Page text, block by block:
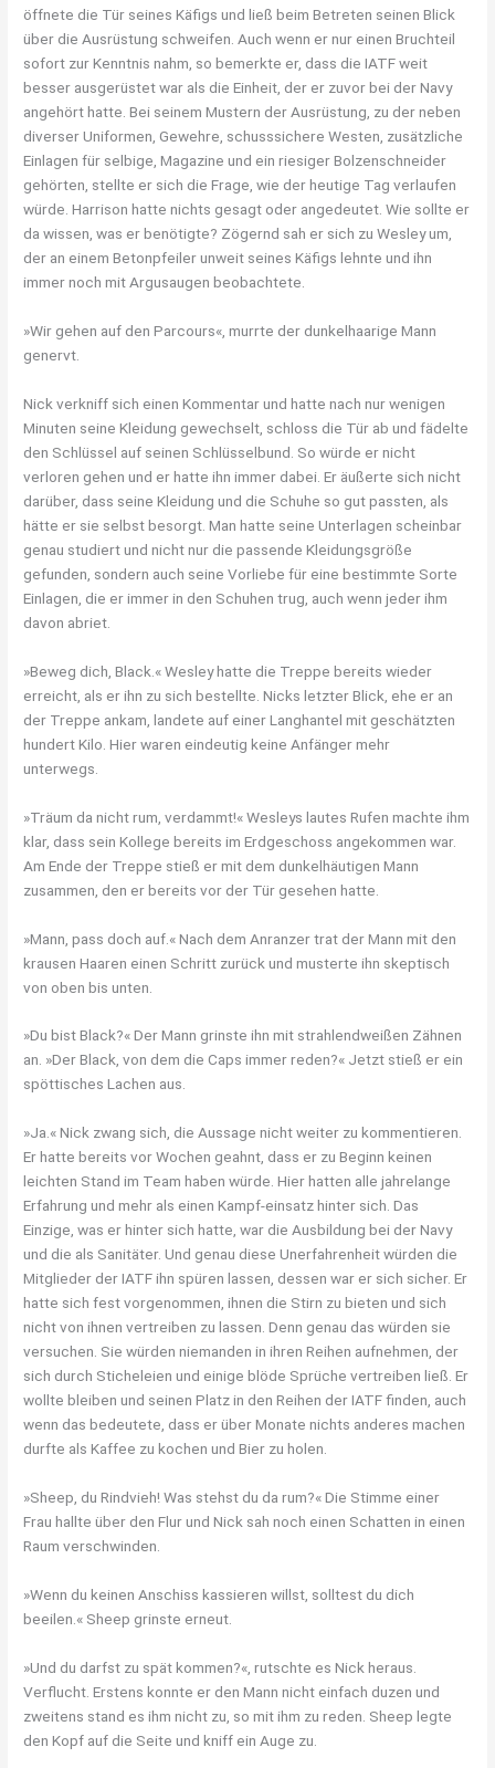
öffnete die Tür seines Käfigs und ließ beim Betreten seinen Blick
über die Ausrüstung schweifen. Auch wenn er nur einen Bruchteil
sofort zur Kenntnis nahm, so bemerkte er, dass die IATF weit
besser ausgerüstet war als die Einheit, der er zuvor bei der Navy
angehört hatte. Bei seinem Mustern der Ausrüstung, zu der neben
diverser Uniformen, Gewehre, schusssichere Westen, zusätzliche
Einlagen für selbige, Magazine und ein riesiger Bolzenschneider
gehörten, stellte er sich die Frage, wie der heutige Tag verlaufen
würde. Harrison hatte nichts gesagt oder angedeutet. Wie sollte er
da wissen, was er benötigte? Zögernd sah er sich zu Wesley um,
der an einem Betonpfeiler unweit seines Käfigs lehnte und ihn
immer noch mit Argusaugen beobachtete.
»Wir gehen auf den Parcours«, murrte der dunkelhaarige Mann
genervt.
Nick verkniff sich einen Kommentar und hatte nach nur wenigen
Minuten seine Kleidung gewechselt, schloss die Tür ab und fädelte
den Schlüssel auf seinen Schlüsselbund. So würde er nicht
verloren gehen und er hatte ihn immer dabei. Er äußerte sich nicht
darüber, dass seine Kleidung und die Schuhe so gut passten, als
hätte er sie selbst besorgt. Man hatte seine Unterlagen scheinbar
genau studiert und nicht nur die passende Kleidungsgröße
gefunden, sondern auch seine Vorliebe für eine bestimmte Sorte
Einlagen, die er immer in den Schuhen trug, auch wenn jeder ihm
davon abriet.
»Beweg dich, Black.« Wesley hatte die Treppe bereits wieder
erreicht, als er ihn zu sich bestellte. Nicks letzter Blick, ehe er an
der Treppe ankam, landete auf einer Langhantel mit geschätzten
hundert Kilo. Hier waren eindeutig keine Anfänger mehr
unterwegs.
»Träum da nicht rum, verdammt!« Wesleys lautes Rufen machte ihm
klar, dass sein Kollege bereits im Erdgeschoss angekommen war.
Am Ende der Treppe stieß er mit dem dunkelhäutigen Mann
zusammen, den er bereits vor der Tür gesehen hatte.
»Mann, pass doch auf.« Nach dem Anranzer trat der Mann mit den
krausen Haaren einen Schritt zurück und musterte ihn skeptisch
von oben bis unten.
»Du bist Black?« Der Mann grinste ihn mit strahlendweißen Zähnen
an. »Der Black, von dem die Caps immer reden?« Jetzt stieß er ein
spöttisches Lachen aus.
»Ja.« Nick zwang sich, die Aussage nicht weiter zu kommentieren.
Er hatte bereits vor Wochen geahnt, dass er zu Beginn keinen
leichten Stand im Team haben würde. Hier hatten alle jahrelange
Erfahrung und mehr als einen Kampf-einsatz hinter sich. Das
Einzige, was er hinter sich hatte, war die Ausbildung bei der Navy
und die als Sanitäter. Und genau diese Unerfahrenheit würden die
Mitglieder der IATF ihn spüren lassen, dessen war er sich sicher. Er
hatte sich fest vorgenommen, ihnen die Stirn zu bieten und sich
nicht von ihnen vertreiben zu lassen. Denn genau das würden sie
versuchen. Sie würden niemanden in ihren Reihen aufnehmen, der
sich durch Sticheleien und einige blöde Sprüche vertreiben ließ. Er
wollte bleiben und seinen Platz in den Reihen der IATF finden, auch
wenn das bedeutete, dass er über Monate nichts anderes machen
durfte als Kaffee zu kochen und Bier zu holen.
»Sheep, du Rindvieh! Was stehst du da rum?« Die Stimme einer
Frau hallte über den Flur und Nick sah noch einen Schatten in einen
Raum verschwinden.
»Wenn du keinen Anschiss kassieren willst, solltest du dich
beeilen.« Sheep grinste erneut.
»Und du darfst zu spät kommen?«, rutschte es Nick heraus.
Verflucht. Erstens konnte er den Mann nicht einfach duzen und
zweitens stand es ihm nicht zu, so mit ihm zu reden. Sheep legte
den Kopf auf die Seite und kniff ein Auge zu.